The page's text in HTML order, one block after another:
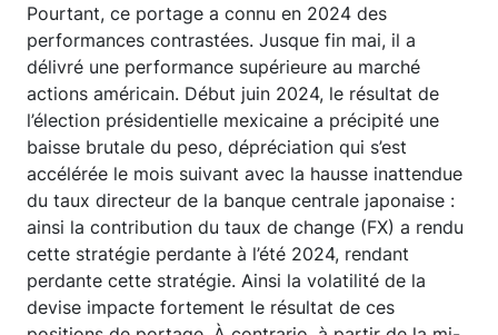
Pourtant, ce portage a connu en 2024 des
performances contrastées. Jusque fin mai, il a
délivré une performance supérieure au marché
actions américain. Début juin 2024, le résultat de
l’élection présidentielle mexicaine a précipité une
baisse brutale du peso, dépréciation qui s’est
accélérée le mois suivant avec la hausse inattendue
du taux directeur de la banque centrale japonaise :
ainsi la contribution du taux de change (FX) a rendu
cette stratégie perdante à l’été 2024, rendant
perdante cette stratégie. Ainsi la volatilité de la
devise impacte fortement le résultat de ces